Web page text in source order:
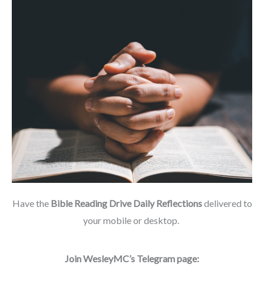
Have the Bible Reading Drive Daily Reflectionsdelivered to
your mobile or desktop.
Join WesleyMC’s Telegram page: